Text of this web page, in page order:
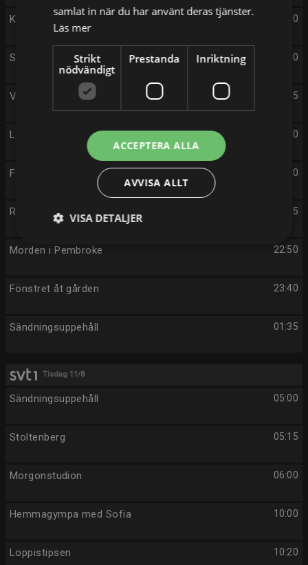
20:30
Kulturtanter på resa
21:00
Svärtan
21:45
Världens historia på tre minuter
21:50
Lokala nyheter
22:00
Fotbollsstudion
22:45
Rapport
22:50
Morden i Pembroke
23:40
Fönstret åt gården
01:35
Sändningsuppehåll
Tisdag 11/8
05:00
Sändningsuppehåll
05:15
Stoltenberg
06:00
Morgonstudion
10:00
Hemmagympa med Sofia
10:20
Loppistipsen
samlat in när du har använt deras tjänster.
Läs mer
Strikt
nödvändigt
Prestanda Inriktning
ACCEPTERA ALLA
AVVISA ALLT
VISA DETALJER